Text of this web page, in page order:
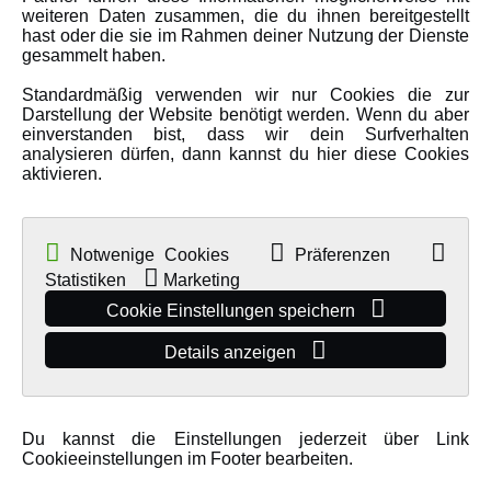
MEHR VON AMEWI
AMXRacing - Qualitäts RC-Zubehör
Amewi Construction - Nutzfahrzeuge
Malinos - Die kreative Seite von Amewi
© Copyright 2019 - 2026 Amewi Trade GmbH - Alle Rechte vorbehalten |
Impressum| Der Verkauf erfolgt an Gewerbetreibende in unseremB2B
Shop.!
weiteren Daten zusammen, die du ihnen bereitgestellt
hast oder die sie im Rahmen deiner Nutzung der Dienste
gesammelt haben.
Standardmäßig verwenden wir nur Cookies die zur
Darstellung der Website benötigt werden. Wenn du aber
einverstanden bist, dass wir dein Surfverhalten
analysieren dürfen, dann kannst du hier diese Cookies
aktivieren.
Notwenige Cookies
Präferenzen
Statistiken
Marketing
Cookie Einstellungen speichern
Details anzeigen
Du kannst die Einstellungen jederzeit über Link
Cookieeinstellungen im Footer bearbeiten.